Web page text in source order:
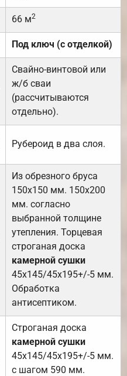
66 м2
Под ключ (с отделкой)
Свайно-винтовой или
ж/б сваи
(рассчитываются
отдельно).
Рубероид в два слоя.
Из обрезного бруса
150х150 мм. 150х200
мм. согласно
выбранной толщине
утепления. Торцевая
строганая доска
камерной сушки
45х145/45х195+/-5 мм.
Обработка
антисептиком.
Строганая доска
камерной сушки
45х145/45х195+/-5 мм.
с шагом 590 мм.